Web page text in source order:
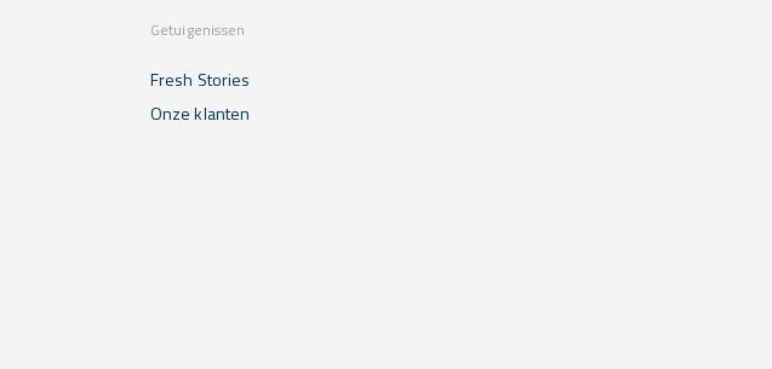
Getuigenissen
Fresh Stories
Onze klanten